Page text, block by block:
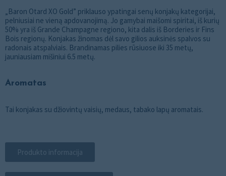
„Baron Otard XO Gold” priklauso ypatingai senų konjakų kategorijai,
pelniusiai ne vieną apdovanojimą. Jo gamybai maišomi spiritai, iš kurių
50% yra iš Grande Champagne regiono, kita dalis iš Borderies ir Fins
Bois regionų. Konjakas žinomas dėl savo gilios auksinės spalvos su
radonais atspalviais. Brandinamas pilies rūsiuose iki 35 metų,
jauniausiam mišiniui 6.5 metų.
Aromatas
Tai konjakas su džiovintų vaisių, medaus, tabako lapų aromatais.
Produkto informacija